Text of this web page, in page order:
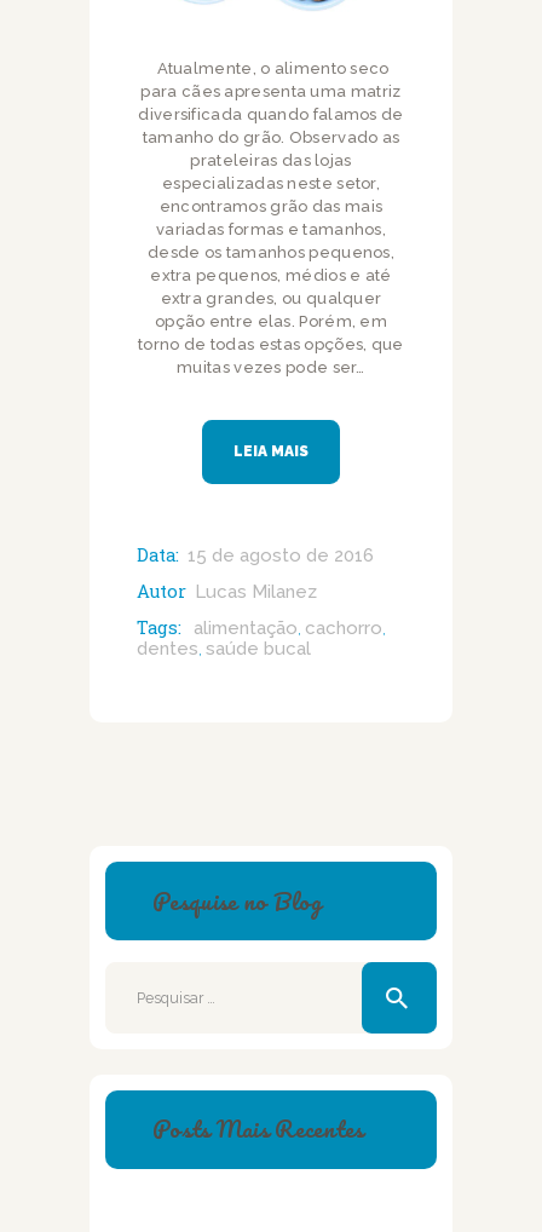
Atualmente, o alimento seco
para cães apresenta uma matriz
diversificada quando falamos de
tamanho do grão. Observado as
prateleiras das lojas
especializadas neste setor,
encontramos grão das mais
variadas formas e tamanhos,
desde os tamanhos pequenos,
extra pequenos, médios e até
extra grandes, ou qualquer
opção entre elas. Porém, em
torno de todas estas opções, que
muitas vezes pode ser…
LEIA MAIS
Data: 15 de agosto de 2016
Autor Lucas Milanez
Tags: alimentação, cachorro,
dentes, saúde bucal
Pesquise no Blog
Posts Mais Recentes